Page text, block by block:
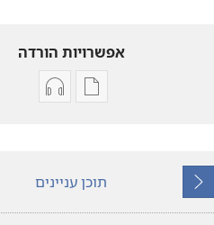
אפשרויות הורדה
אפשרויות
תרגום
אפשרויות
שמע
הקודם
תוכן עניינים